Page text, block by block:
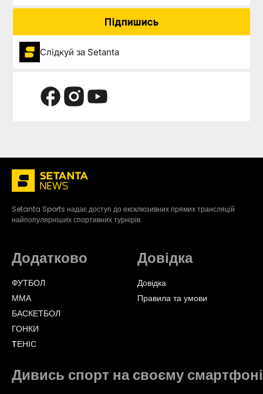
Підпишись
Слідкуй за Setanta
Setanta Sports надає доступ до ексклюзивних прямих трансляцій
найпопулярніших спортивних турнірів.
Додатково
ФУТБОЛ
ММА
БАСКЕТБОЛ
ГОНКИ
TЕНІС
Довідка
Довідка
Правила та умови
Дивись спорт на своєму смартфоні